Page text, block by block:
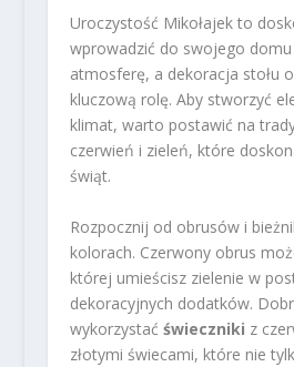
Uroczystość Mikołajek to
wprowadzić do swojego
atmosferę, a dekoracja stołu
kluczową rolę. Aby stworzyć
klimat, warto postawić na
czerwień i zieleń, które
świąt.
Rozpocznij od obrusów i
kolorach. Czerwony obrus
której umieścisz zielenie w
dekoracyjnych dodatków.
wykorzystać świeczniki z
złotymi świecami, które nie